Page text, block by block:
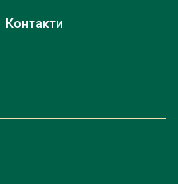
Контакти